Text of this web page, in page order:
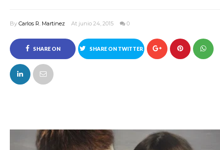
By Carlos R. Martinez At junio 24, 2015 0
SHARE ON
FACEBOOK
SHARE ON TWITTER